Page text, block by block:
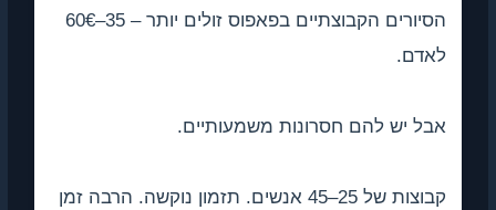
הסיורים הקבוצתיים בפאפוס זולים יותר – 35–60€
יש להם חסרונות משמעותיים.
קבוצות של 25–45 אנשים. תזמון נוקשה. הרבה זמן